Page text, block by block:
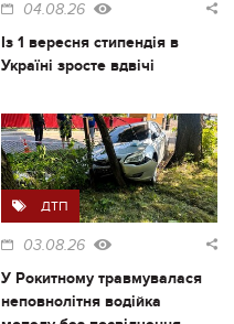
04.08.26
Із 1 вересня стипендія в
Україні зросте вдвічі
ДТП
03.08.26
У Рокитному травмувалася
неповнолітня водійка